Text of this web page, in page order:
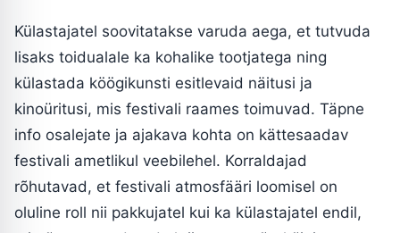
Külastajatel soovitatakse varuda aega, et tutvuda
lisaks toidualale ka kohalike tootjatega ning
külastada köögikunsti esitlevaid näitusi ja
kinoüritusi, mis festivali raames toimuvad. Täpne
info osalejate ja ajakava kohta on kättesaadav
festivali ametlikul veebilehel. Korraldajad
rõhutavad, et festivali atmosfääri loomisel on
oluline roll nii pakkujatel kui ka külastajatel endil,